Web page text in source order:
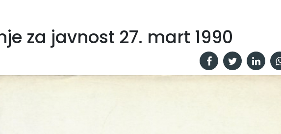
za javnost 27. mart 1990